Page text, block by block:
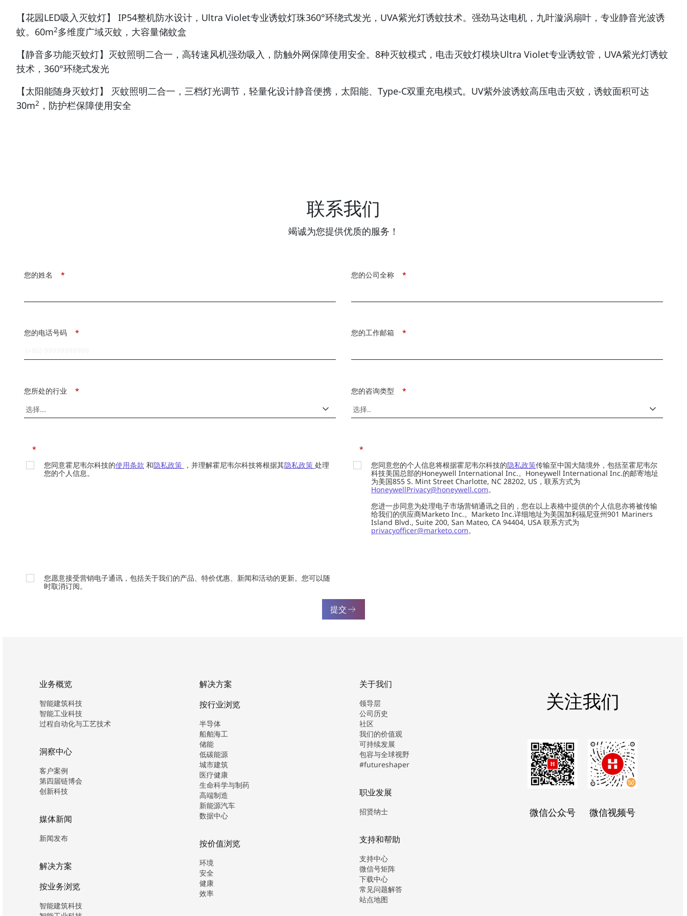
【花园LED吸入灭蚊灯】 IP54整机防水设计，Ultra Violet专业诱蚊灯珠360°环绕式发光，UVA紫光灯诱蚊技术。强劲马达电机，九叶漩涡扇叶，专业静音光波诱
蚊。60m2多维度广域灭蚊，大容量储蚊盒
【静音多功能灭蚊灯】灭蚊照明二合一，高转速风机强劲吸入，防触外网保障使用安全。8种灭蚊模式，电击灭蚊灯模块Ultra Violet专业诱蚊管，UVA紫光灯诱蚊
技术，360°环绕式发光
【太阳能随身灭蚊灯】 灭蚊照明二合一，三档灯光调节，轻量化设计静音便携，太阳能、Type-C双重充电模式。UV紫外波诱蚊高压电击灭蚊，诱蚊面积可达
30m2 ，防护栏保障使用安全
联系我们
竭诚为您提供优质的服务！
*
您的姓名 *
您的公司全称
*
您的电话号码 *
您的工作邮箱
*
您所处的行业 *
您的咨询类型
*
您同意霍尼韦尔科技的使用条款 和隐私政策 ，并理解霍尼韦尔科技将根据其隐私政策 处理
您的个人信息。
*
您同意您的个人信息将根据霍尼韦尔科技的隐私政策传输至中国大陆境外，包括至霍尼韦尔
科技美国总部的Honeywell International Inc.。Honeywell International Inc.的邮寄地址
为美国855 S. Mint Street Charlotte, NC 28202, US，联系方式为
HoneywellPrivacy@honeywell.com。
您进一步同意为处理电子市场营销通讯之目的，您在以上表格中提供的个人信息亦将被传输
给我们的供应商Marketo Inc.。Marketo Inc.详细地址为美国加利福尼亚州901 Mariners
Island Blvd., Suite 200, San Mateo, CA 94404, USA 联系方式为
privacyofficer@marketo.com。
您愿意接受营销电子通讯，包括关于我们的产品、特价优惠、新闻和活动的更新。您可以随
时取消订阅。
提交
业务概览
智能建筑科技
智能工业科技
过程自动化与工艺技术
洞察中心
客户案例
第四届链博会
创新科技
媒体新闻
新闻发布
解决方案
按业务浏览
智能建筑科技
解决方案
按行业浏览
半导体
船舶海工
储能
低碳能源
城市建筑
医疗健康
生命科学与制药
高端制造
新能源汽车
数据中心
按价值浏览
环境
安全
健康
效率
关于我们
领导层
公司历史
社区
我们的价值观
可持续发展
包容与全球视野
#futureshaper
职业发展
招贤纳士
支持和帮助
支持中心
微信号矩阵
下载中心
常见问题解答
站点地图
关注我们
微信公众号 微信视频号